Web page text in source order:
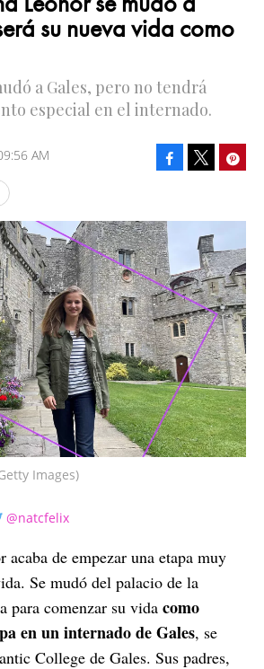
su nueva vida como
a Gales, pero no tendrá
especial en el internado.
AM Facebook
Images)
@natcfelix
acaba de empezar una etapa muy
Se mudó del palacio de la
para comenzar su vida como
en un internado de Gales, se
College de Gales. Sus padres,